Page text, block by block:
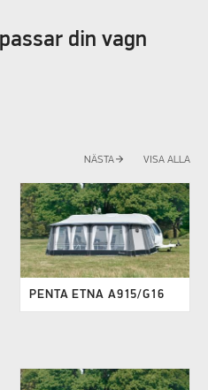
din vagn
NÄSTAarrow_forward VISA ALLA
PENTA ETNA A915/G16